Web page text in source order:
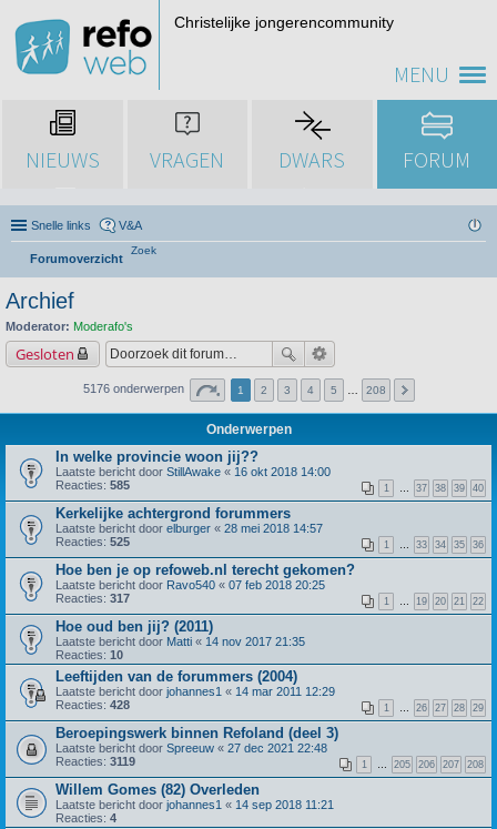
MENU
Christelijke jongerencommunity
NIEUWS VRAGEN DWARS FORUM
Snelle links V&A
Forumoverzicht
Zoek
Archief
Moderator: Moderafo's
Gesloten
5176 onderwerpen 1 2 3 4 5 208
Onderwerpen
In welke provincie woon jij??
Laatste bericht door StillAwake « 16 okt 2018 14:00
Reacties: 585 1 37 38 39 40
Kerkelijke achtergrond forummers
Laatste bericht door elburger « 28 mei 2018 14:57
Reacties: 525 1 33 34 35 36
Hoe ben je op refoweb.nl terecht gekomen?
Laatste bericht door Ravo540 « 07 feb 2018 20:25
Reacties: 317 1 19 20 21 22
Hoe oud ben jij? (2011)
Laatste bericht door Matti « 14 nov 2017 21:35
Reacties: 10
Leeftijden van de forummers (2004)
Laatste bericht door johannes1 « 14 mar 2011 12:29
Reacties: 428 1 26 27 28 29
Beroepingswerk binnen Refoland (deel 3)
Laatste bericht door Spreeuw « 27 dec 2021 22:48
Reacties: 3119 1 205 206 207 208
Willem Gomes (82) Overleden
Laatste bericht door johannes1 « 14 sep 2018 11:21
Reacties: 4